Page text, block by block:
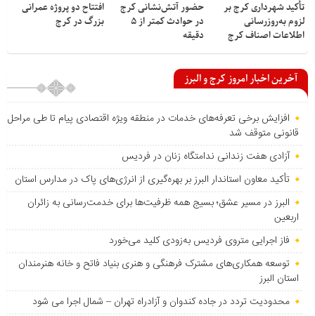
تأکید شهرداری کرج بر
لزوم به‌روزرسانی
اطلاعات اصناف کرج
حضور آتش‌نشانی کرج
در حوادث کمتر از ۵
دقیقه
افتتاح دو پروژه عمرانی
بزرگ در کرج
آخرین اخبار امروز کرج و البرز
افزایش برخی تعرفه‌های خدمات در منطقه ویژه اقتصادی پیام تا طی مراحل
قانونی متوقف شد
آزادی هفت زندانی ندامتگاه زنان در فردیس
تأکید معاون استاندار البرز بر بهره‌گیری از انرژی‌های پاک در مدارس استان
البرز در مسیر عشق؛ بسیج همه ظرفیت‌ها برای خدمت‌رسانی به زائران
اربعین
فاز اجرایی متروی فردیس به‌زودی کلید می‌خورد
توسعه همکاری‌های مشترک فرهنگی و هنری بنیاد فاتح و خانه هنرمندان
استان البرز
محدودیت تردد در جاده کندوان و آزادراه تهران – شمال اجرا می شود